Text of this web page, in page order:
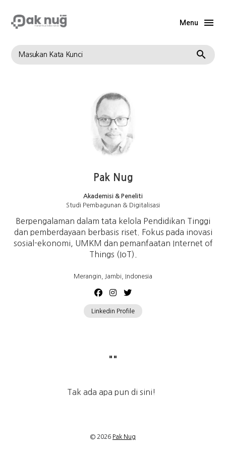
Telusuri
Menu
Pak Nug
Akademisi & Peneliti
Studi Pembagunan & Digitalisasi
Berpengalaman dalam tata kelola Pendidikan Tinggi
dan pemberdayaan berbasis riset. Fokus pada inovasi
sosial-ekonomi, UMKM dan pemanfaatan Internet of
Things (IoT).
Merangin, Jambi, Indonesia
Linkedin Profile
Tak ada apa pun di sini!
" "
© 2026 Pak Nug